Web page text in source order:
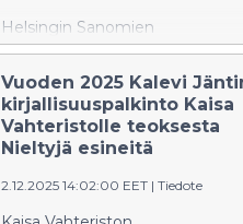
Helsingin Sanomien
kirjallisuuspalkinnon voittanut
teurastaja (Kosmos
2025) on noussut ilmiöksi
Bonnier Rights Finland -
on myynyt teoksen
maahan. Kustantajat eri puolilla
maailmaa kuhisevat
Vuoden 2025 Kalevi
kirjallisuuspalkinto Kaisa
Vahteristolle teoksesta
Nieltyjä esineitä
2.12.2025 14:02:00 EET | Tiedote